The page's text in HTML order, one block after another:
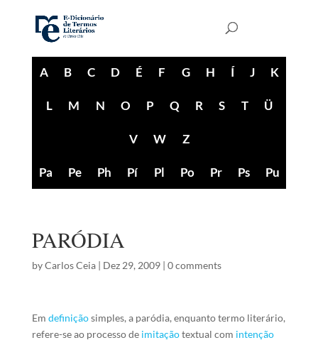
A B C D É F G H Í J K
L M N O P Q R S T Ü
V W Z
Pa Pe Ph Pí Pl Po Pr Ps Pu
PARÓDIA
byCarlos Ceia| Dez 29, 2009| 0 comments
Em definiçãosimples, a paródia, enquanto termo literário,
refere-se ao processo de imitaçãotextual com intenção